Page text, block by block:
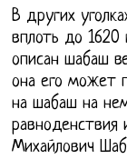
В других
вплоть до 1620
описан шабаш
она его может
на шабаш на
равноденствия
Михайлович